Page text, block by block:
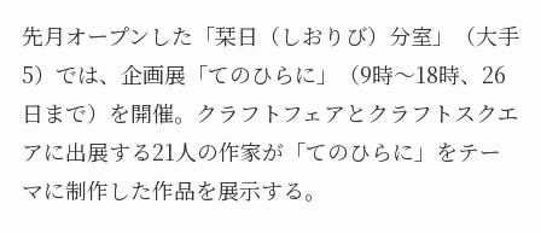
先月オープンした「栞日（しおりび）分室」（大手
5）では、企画展「てのひらに」（9時～18時、26
日まで）を開催。クラフトフェアとクラフトスクエ
アに出展する21人の作家が「てのひらに」をテー
マに制作した作品を展示する。